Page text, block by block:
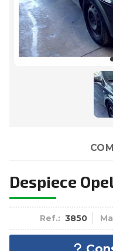
Despiece
Ref.: 3850